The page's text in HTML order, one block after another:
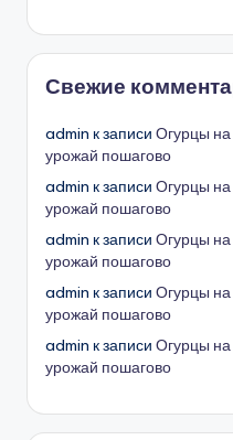
Свежие
admin к записи Огурцы на
урожай пошагово
admin к записи Огурцы на
урожай пошагово
admin к записи Огурцы на
урожай пошагово
admin к записи Огурцы на
урожай пошагово
admin к записи Огурцы на
урожай пошагово